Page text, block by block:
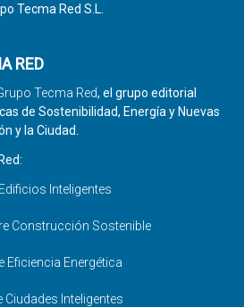
Tecma Red S.L.
RED
Tecma Red, el grupo editorial
de Sostenibilidad, Energía y Nuevas
y la Ciudad.
Inteligentes
Construcción Sostenible
Eficiencia Energética
Ciudades Inteligentes